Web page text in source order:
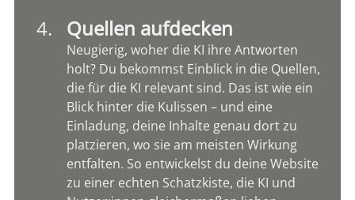
Quellen aufdecken
Neugierig, woher die KI ihre Antworten
holt? Du bekommst Einblick in die Quellen,
die für die KI relevant sind. Das ist wie ein
Blick hinter die Kulissen – und eine
Einladung, deine Inhalte genau dort zu
platzieren, wo sie am meisten Wirkung
entfalten. So entwickelst du deine Website
zu einer echten Schatzkiste, die KI und